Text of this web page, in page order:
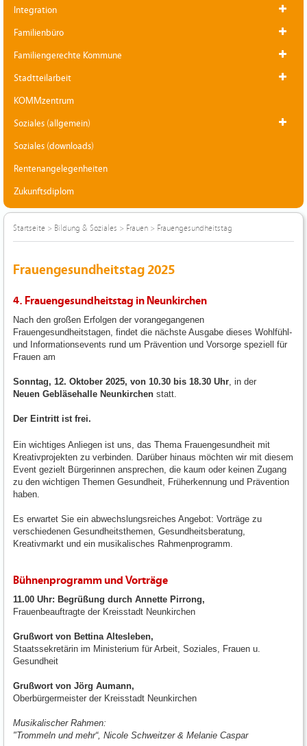
Integration
Familienbüro
Familiengerechte Kommune
Stadtteilarbeit
KOMMzentrum
Soziales (allgemein)
Soziales (downloads)
Rentenangelegenheiten
Zukunftsdiplom
Startseite > Bildung & Soziales > Frauen > Frauengesundheitstag
Frauengesundheitstag 2025
4. Frauengesundheitstag in Neunkirchen
Nach den großen Erfolgen der vorangegangenen
Frauengesundheitstagen, findet die nächste Ausgabe dieses Wohlfühl-
und Informationsevents rund um Prävention und Vorsorge speziell für
Frauen am
Sonntag, 12. Oktober 2025, von 10.30 bis 18.30 Uhr , in der
Neuen Gebläsehalle Neunkirchen statt.
Der Eintritt ist frei.
Ein wichtiges Anliegen ist uns, das Thema Frauengesundheit mit
Kreativprojekten zu verbinden. Darüber hinaus möchten wir mit diesem
Event gezielt Bürgerinnen ansprechen, die kaum oder keinen Zugang
zu den wichtigen Themen Gesundheit, Früherkennung und Prävention
haben.
Es erwartet Sie ein abwechslungsreiches Angebot: Vorträge zu
verschiedenen Gesundheitsthemen, Gesundheitsberatung,
Kreativmarkt und ein musikalisches Rahmenprogramm.
Bühnenprogramm und Vorträge
11.00 Uhr: Begrüßung durch Annette Pirrong,
Frauenbeauftragte der Kreisstadt Neunkirchen
Grußwort von Bettina Altesleben,
Staatssekretärin im Ministerium für Arbeit, Soziales, Frauen u.
Gesundheit
Grußwort von Jörg Aumann,
Oberbürgermeister der Kreisstadt Neunkirchen
Musikalischer Rahmen:
"Trommeln und mehr“, Nicole Schweitzer & Melanie Caspar